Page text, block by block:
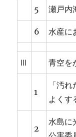
5 瀬戸内
6 水産に
Ⅲ 青空を
1
「汚
よくす
2
水島に